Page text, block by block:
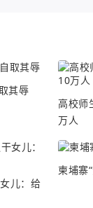
其辱
高校师
万人
儿：给
柬埔寨